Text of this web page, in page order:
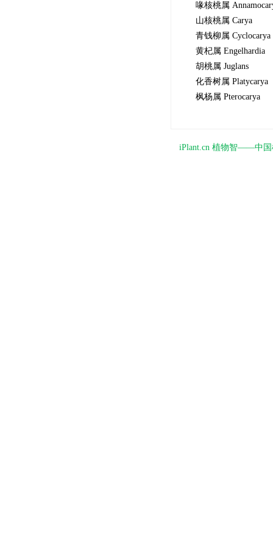
喙核桃属
山核桃属 Carya
青钱柳属 Cyclocarya
黄杞属 Engelhardia
胡桃属 Juglans
化香树属 Platycarya
枫杨属 Pterocarya
iPlant.cn 植物智——中国